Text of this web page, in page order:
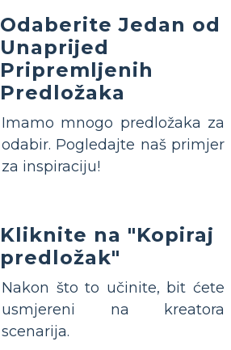
Odaberite Jedan od
Unaprijed
Pripremljenih
Predložaka
Imamo mnogo predložaka za
odabir. Pogledajte naš primjer
za inspiraciju!
Kliknite na "Kopiraj
predložak"
Nakon što to učinite, bit ćete
usmjereni na kreatora
scenarija.